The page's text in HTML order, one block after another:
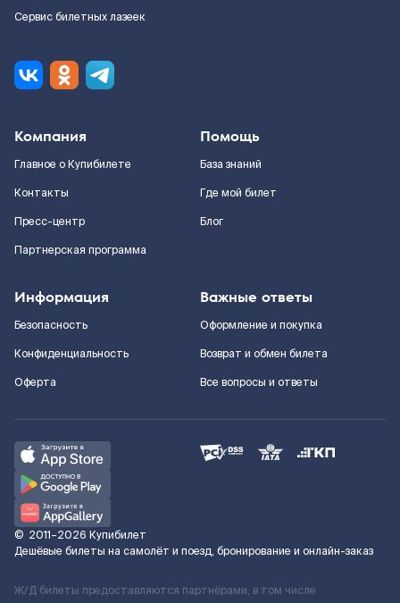
Сервис билетных лазеек
Компания
Главное о Купибилете
Контакты
Пресс-центр
Партнерская программа
Помощь
База знаний
Где мой билет
Блог
Информация
Безопасность
Конфиденциальность
Оферта
Важные ответы
Оформление и покупка
Возврат и обмен билета
Все вопросы и ответы
© 2011–2026 Купибилет
Дешёвые билеты на самолёт и поезд, бронирование и онлайн-заказ
Ж/Д билеты предоставляются партнёрами, в том числе